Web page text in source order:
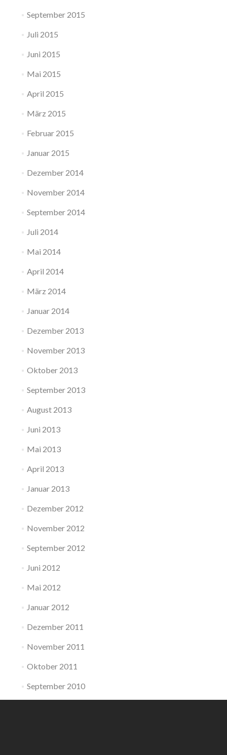
September 2015
Juli 2015
Juni 2015
Mai 2015
April 2015
März 2015
Februar 2015
Januar 2015
Dezember 2014
November 2014
September 2014
Juli 2014
Mai 2014
April 2014
März 2014
Januar 2014
Dezember 2013
November 2013
Oktober 2013
September 2013
August 2013
Juni 2013
Mai 2013
April 2013
Januar 2013
Dezember 2012
November 2012
September 2012
Juni 2012
Mai 2012
Januar 2012
Dezember 2011
November 2011
Oktober 2011
September 2010